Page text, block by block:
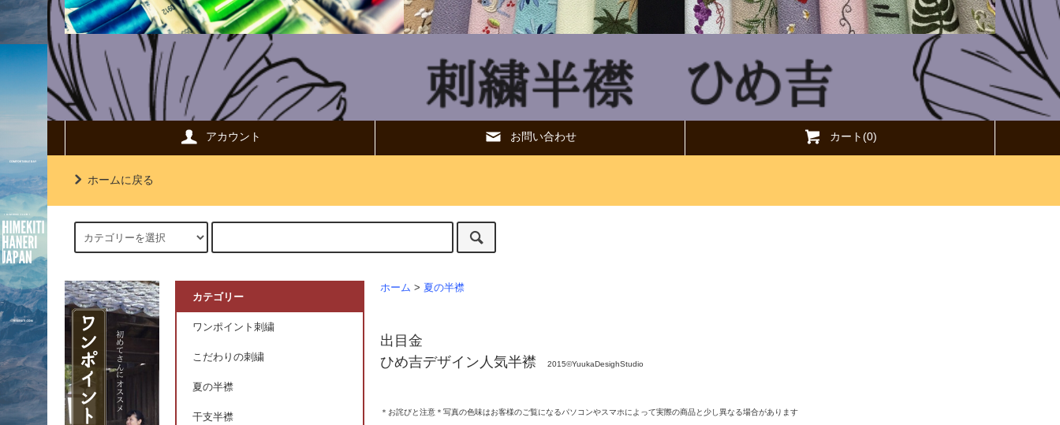
アカウント お問い合わせ カート(0)
ホームに戻る
ホーム > 夏の半襟
出目金
ひめ吉デザイン人気半襟
2015©YuukaDesighStudio
＊お詫びと注意＊写真の色味はお客様のご覧になるパソコンやスマホによって実際の商品と少し異なる場合があります
カテゴリー
ワンポイント刺繍
こだわりの刺繍
夏の半襟
干支半襟